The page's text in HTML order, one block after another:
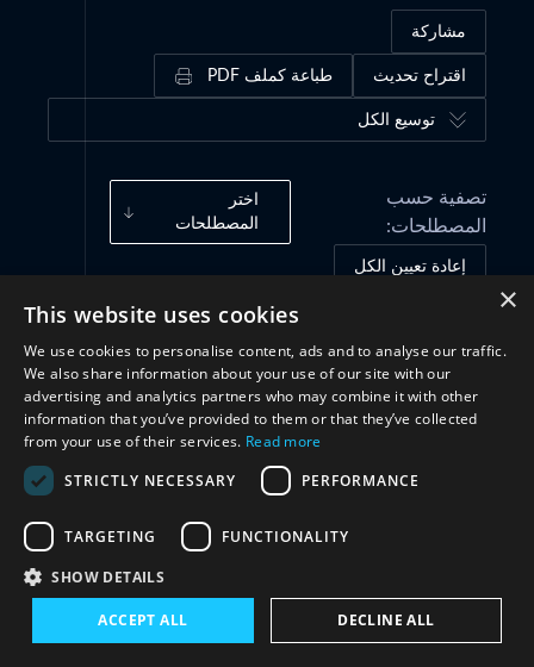
مشاركة
اقتراح تحديث طباعة كملف PDF
توسيع الكل
تصفية حسب
المصطلحات:
اختر
المصطلحات
إعادة تعيين الكل
تعاون(1)
تواصل معنا
×
This website uses cookies
We use cookies to personalise content, ads and to analyse our traffic.
We also share information about your use of our site with our
advertising and analytics partners who may combine it with other
information that you’ve provided to them or that they’ve collected
from your use of their services. Read more
STRICTLY NECESSARY
PERFORMANCE
TARGETING FUNCTIONALITY
SHOW DETAILS
ACCEPT ALL DECLINE ALL